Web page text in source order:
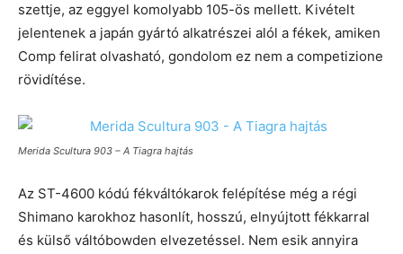
szettje, az eggyel komolyabb 105-ös mellett. Kivételt
jelentenek a japán gyártó alkatrészei alól a fékek, amiken
Comp felirat olvasható, gondolom ez nem a competizione
rövidítése.
Merida Scultura 903 – A Tiagra hajtás
Az ST-4600 kódú fékváltókarok felépítése még a régi
Shimano karokhoz hasonlít, hosszú, elnyújtott fékkarral
és külső váltóbowden elvezetéssel. Nem esik annyira